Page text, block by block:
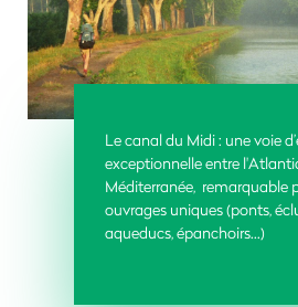
Le canal du Midi : une voie
exceptionnelle entre
Méditerranée, remarquable
ouvrages uniques (ponts,
aqueducs, épanchoirs…)